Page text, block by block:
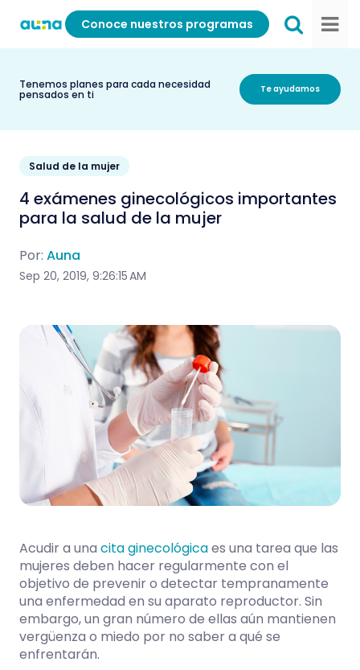
Conoce nuestros programas
Tenemos planes para cada necesidad
pensados en ti Te ayudamos
Salud de la mujer
4 exámenes ginecológicos importantes
para la salud de la mujer
Por: Auna
Sep 20, 2019, 9:26:15 AM
Acudir a una cita ginecológicaes una tarea que las
mujeres deben hacer regularmente con el
objetivo de prevenir o detectar tempranamente
una enfermedad en su aparato reproductor. Sin
embargo, un gran número de ellas aún mantienen
vergüenza o miedo por no saber a qué se
enfrentarán.